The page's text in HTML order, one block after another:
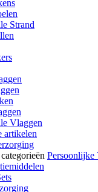
Strand
Vlaggen
artikelen
Persoonlijke